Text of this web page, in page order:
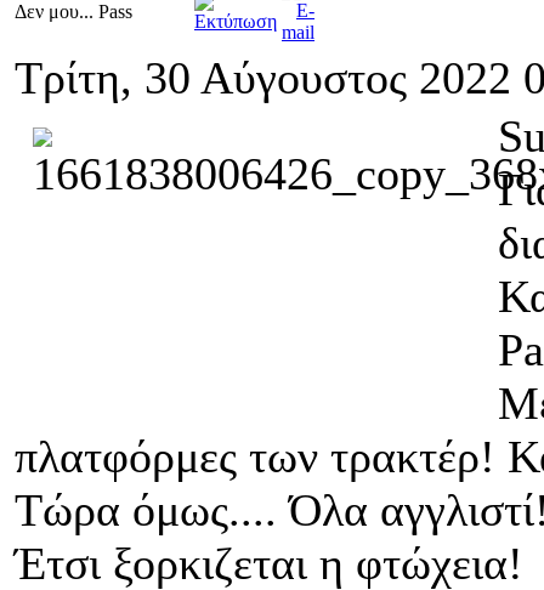
Δεν μου... Pass
Τρίτη, 30 Αύγουστος 2022
πλατφόρμες των τρακτέρ!
Τώρα όμως.... Όλα
Έτσι ξορκιζεται η φτώχεια!